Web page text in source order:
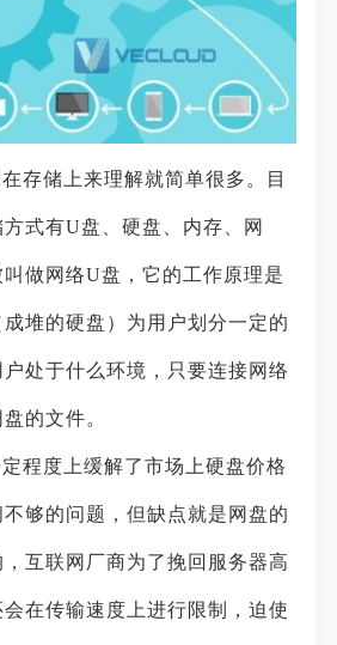
存储上来理解就简单很多。目
式有U盘、硬盘、内存、网
做网络U盘，它的工作原理是
堆的硬盘）为用户划分一定的
处于什么环境，只要连接网络
的文件。
程度上缓解了市场上硬盘价格
够的问题，但缺点就是网盘的
互联网厂商为了挽回服务器高
在传输速度上进行限制，迫使